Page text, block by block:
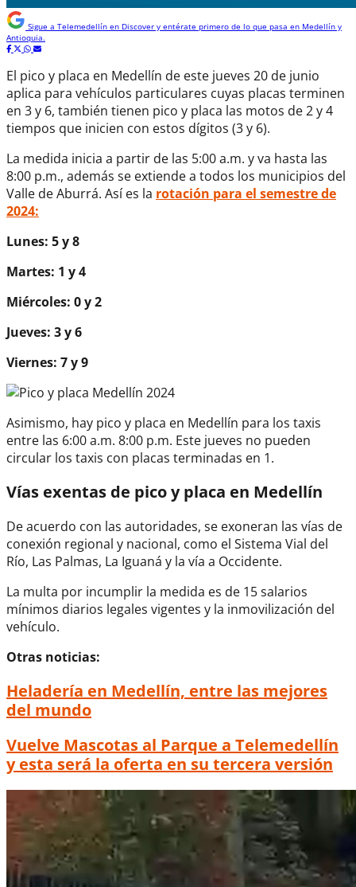
Sigue a Telemedellín en Discover y entérate primero de lo que pasa en Medellín y
Antioquia.
El pico y placa en Medellín de este jueves 20 de junio
aplica para vehículos particulares cuyas placas terminen
en 3 y 6, también tienen pico y placa las motos de 2 y 4
tiempos que inicien con estos dígitos (3 y 6).
La medida inicia a partir de las 5:00 a.m. y va hasta las
8:00 p.m., además se extiende a todos los municipios del
Valle de Aburrá. Así es la rotación para el semestre de
2024:
Lunes: 5 y 8
Martes: 1 y 4
Miércoles: 0 y 2
Jueves: 3 y 6
Viernes: 7 y 9
Asimismo, hay pico y placa en Medellín para los taxis
entre las 6:00 a.m. 8:00 p.m. Este jueves no pueden
circular los taxis con placas terminadas en 1.
Vías exentas de pico y placa en Medellín
De acuerdo con las autoridades, se exoneran las vías de
conexión regional y nacional, como el Sistema Vial del
Río, Las Palmas, La Iguaná y la vía a Occidente.
La multa por incumplir la medida es de 15 salarios
mínimos diarios legales vigentes y la inmovilización del
vehículo.
Otras noticias:
Heladería en Medellín, entre las mejores
del mundo
Vuelve Mascotas al Parque a Telemedellín
y esta será la oferta en su tercera versión